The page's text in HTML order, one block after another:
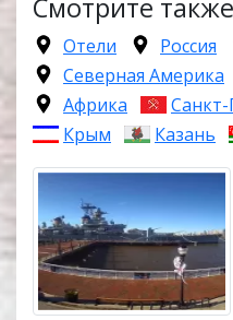
Смотрите
Отели Россия
Северная Америка
Африка
Санкт-
Крым
Казань